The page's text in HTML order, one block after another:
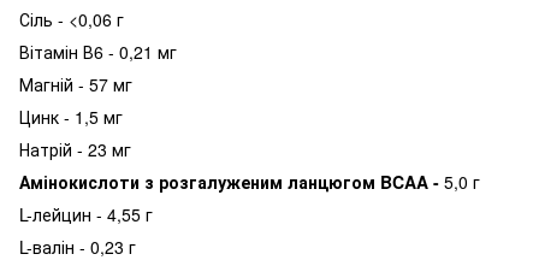
Сіль - <0,06 г
Вітамін В6 - 0,21 мг
Магній - 57 мг
Цинк - 1,5 мг
Натрій - 23 мг
Амінокислоти з розгалуженим ланцюгом BCAA - 5,0 г
L-лейцин - 4,55 г
L-валін - 0,23 г